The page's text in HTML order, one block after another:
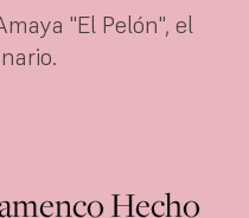
"El Pelón", el
Hecho